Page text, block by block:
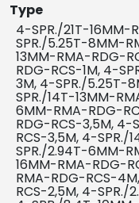
Type
4-SPR./21T-16MM-
SPR./5.25T-8MM-
13MM-RMA-RDG-
RDG-RCS-1M, 4-
3M, 4-SPR./5.25T-
SPR./14T-13MM-
6MM-RMA-RDG-
RDG-RCS-3,5M,
RCS-3,5M, 4-SPR./
SPR./2.94T-6MM-
16MM-RMA-RDG-
RMA-RDG-RCS-
RCS-2,5M, 4-SPR./